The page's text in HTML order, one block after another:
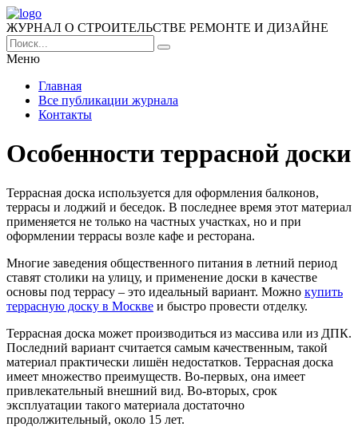
ЖУРНАЛ О СТРОИТЕЛЬСТВЕ РЕМОНТЕ И ДИЗАЙНЕ
Меню
Главная
Все публикации журнала
Контакты
Особенности террасной доски
Террасная доска используется для оформления балконов,
террасы и лоджий и беседок. В последнее время этот материал
применяется не только на частных участках, но и при
оформлении террасы возле кафе и ресторана.
Многие заведения общественного питания в летний период
ставят столики на улицу, и применение доски в качестве
основы под террасу – это идеальный вариант. Можно купить
террасную доску в Москве и быстро провести отделку.
Террасная доска может производиться из массива или из ДПК.
Последний вариант считается самым качественным, такой
материал практически лишён недостатков. Террасная доска
имеет множество преимуществ. Во-первых, она имеет
привлекательный внешний вид. Во-вторых, срок
эксплуатации такого материала достаточно
продолжительный, около 15 лет.